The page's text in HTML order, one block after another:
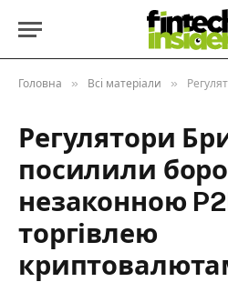
Головна » Всі матеріали » Регулятори
Регулятори
посилили
незаконною
торгівлею